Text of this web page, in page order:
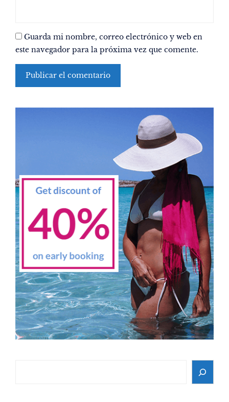
Guarda mi nombre, correo electrónico y web en
este navegador para la próxima vez que comente.